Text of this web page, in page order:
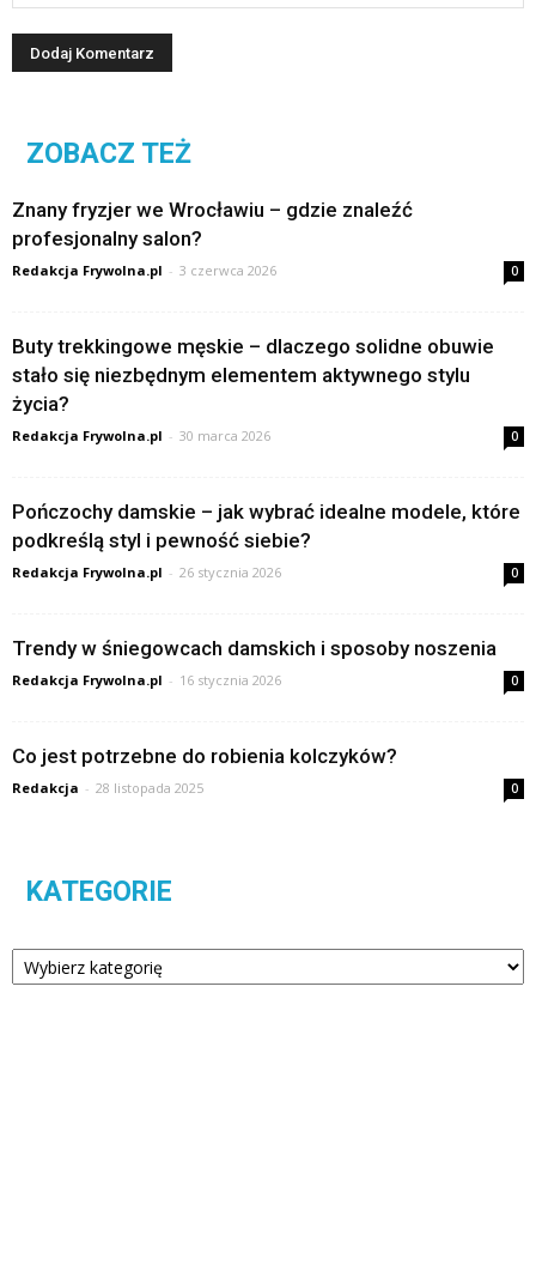
ZOBACZ TEŻ
Znany fryzjer we Wrocławiu – gdzie znaleźć
profesjonalny salon?
Redakcja Frywolna.pl - 3 czerwca 2026 0
Buty trekkingowe męskie – dlaczego solidne obuwie
stało się niezbędnym elementem aktywnego stylu
życia?
Redakcja Frywolna.pl - 30 marca 2026 0
Pończochy damskie – jak wybrać idealne modele, które
podkreślą styl i pewność siebie?
Redakcja Frywolna.pl - 26 stycznia 2026 0
Trendy w śniegowcach damskich i sposoby noszenia
Redakcja Frywolna.pl - 16 stycznia 2026 0
Co jest potrzebne do robienia kolczyków?
Redakcja - 28 listopada 2025 0
KATEGORIE
Kategorie